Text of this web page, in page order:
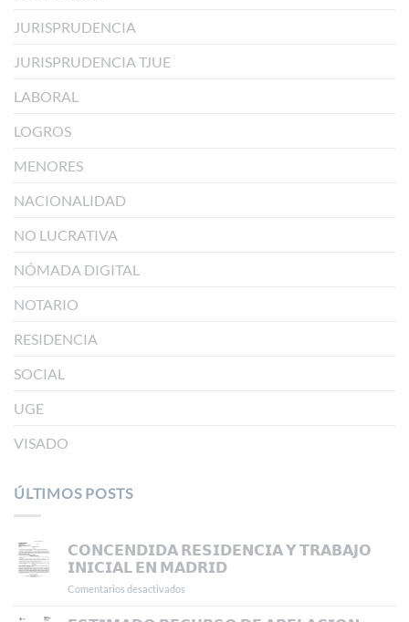
JURISPRUDENCIA
JURISPRUDENCIA TJUE
LABORAL
LOGROS
MENORES
NACIONALIDAD
NO LUCRATIVA
NÓMADA DIGITAL
NOTARIO
RESIDENCIA
SOCIAL
UGE
VISADO
ÚLTIMOS POSTS
𝗖𝗢𝗡𝗖𝗘𝗡𝗗𝗜𝗗𝗔 𝗥𝗘𝗦𝗜𝗗𝗘𝗡𝗖𝗜𝗔 𝗬 𝗧𝗥𝗔𝗕𝗔𝗝𝗢
𝗜𝗡𝗜𝗖𝗜𝗔𝗟 𝗘𝗡 𝗠𝗔𝗗𝗥𝗜𝗗
Comentarios desactivados